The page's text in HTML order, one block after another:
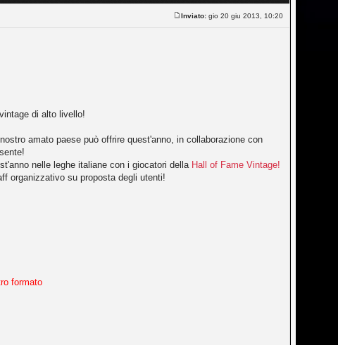
Inviato: gio 20 giu 2013, 10:20
di alto livello!
amato paese può offrire quest'anno, in collaborazione con
nelle leghe italiane con i giocatori della Hall of Fame Vintage!
organizzativo su proposta degli utenti!
formato